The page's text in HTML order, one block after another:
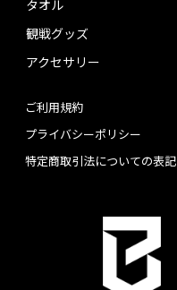
タオル
観戦グッズ
アクセサリー
ご利用規約
プライバシーポリシー
特定商取引法についての表記